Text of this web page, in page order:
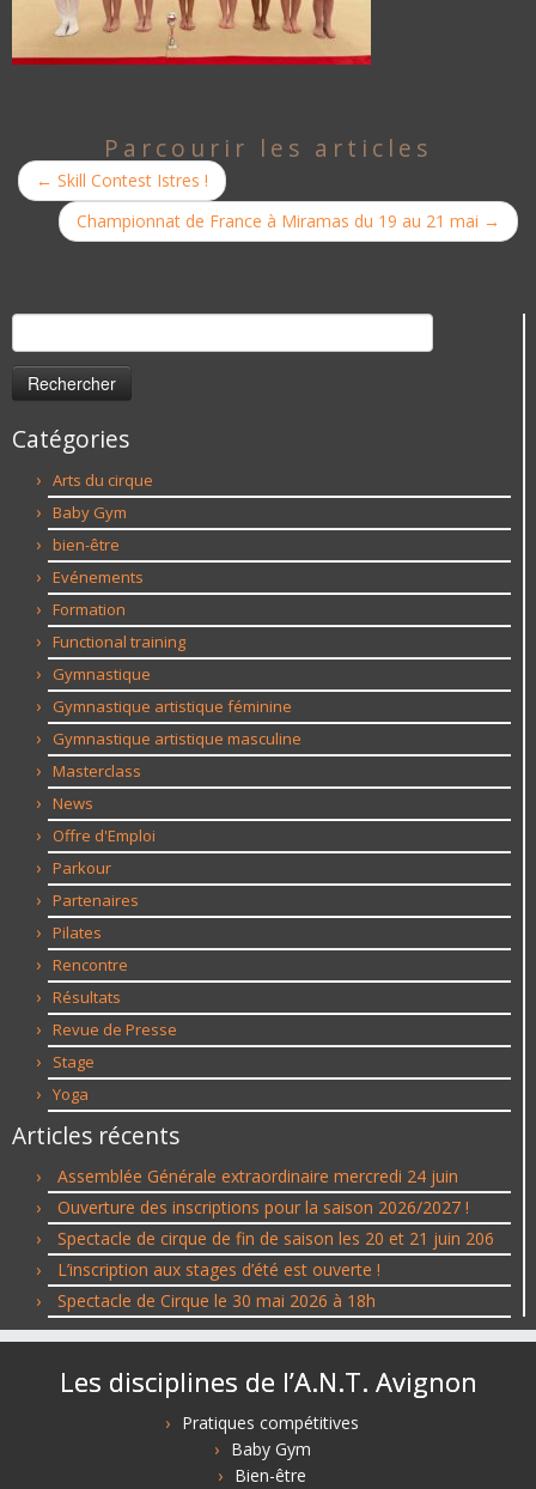
Parcourir les articles
← Skill Contest Istres !
Championnat de France à Miramas du 19 au 21 mai →
Catégories
Arts du cirque
Baby Gym
bien-être
Evénements
Formation
Functional training
Gymnastique
Gymnastique artistique féminine
Gymnastique artistique masculine
Masterclass
News
Offre d'Emploi
Parkour
Partenaires
Pilates
Rencontre
Résultats
Revue de Presse
Stage
Yoga
Articles récents
Assemblée Générale extraordinaire mercredi 24 juin
Ouverture des inscriptions pour la saison 2026/2027 !
Spectacle de cirque de fin de saison les 20 et 21 juin 206
L’inscription aux stages d’été est ouverte !
Spectacle de Cirque le 30 mai 2026 à 18h
Les disciplines de l’A.N.T. Avignon
Pratiques compétitives
Baby Gym
Bien-être